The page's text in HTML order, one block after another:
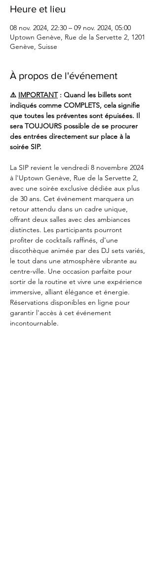
Heure et lieu
08 nov. 2024, 22:30 – 09 nov. 2024, 05:00
Uptown Genève, Rue de la Servette 2, 1201
Genève, Suisse
À propos de l'événement
⚠️ IMPORTANT : Quand les billets sont
indiqués comme COMPLETS, cela signifie
que toutes les préventes sont épuisées. Il
sera TOUJOURS possible de se procurer
des entrées directement sur place à la
soirée SIP.
La SIP revient le vendredi 8 novembre 2024
à l'Uptown Genève, Rue de la Servette 2,
avec une soirée exclusive dédiée aux plus
de 30 ans. Cet événement marquera un
retour attendu dans un cadre unique,
offrant deux salles avec des ambiances
distinctes. Les participants pourront
profiter de cocktails raffinés, d'une
discothèque animée par des DJ sets variés,
le tout dans une atmosphère vibrante au
centre-ville. Une occasion parfaite pour
sortir de la routine et vivre une expérience
immersive, alliant élégance et énergie.
Réservations disponibles en ligne pour
garantir l'accès à cet événement
incontournable.